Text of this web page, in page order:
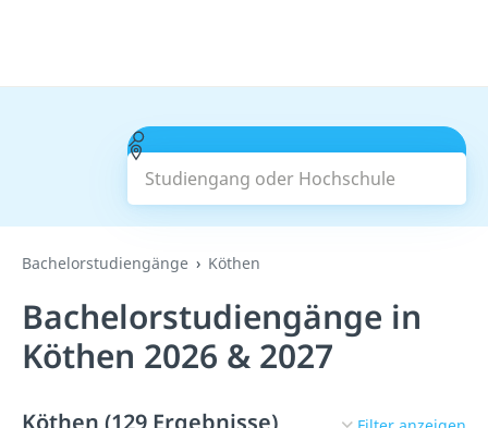
Studiengang oder Hochschule
Suchen
Bachelorstudiengänge Köthen
Bachelorstudiengänge in
Köthen 2026 & 2027
Köthen (129 Ergebnisse)